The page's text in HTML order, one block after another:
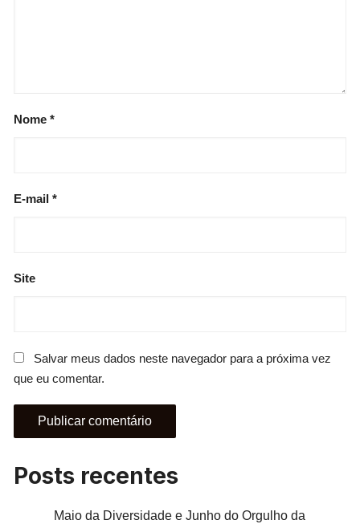
Nome*
E-mail*
Site
Salvar meus dados neste navegador para a próxima vez
que eu comentar.
Posts recentes
Maio da Diversidade e Junho do Orgulho da